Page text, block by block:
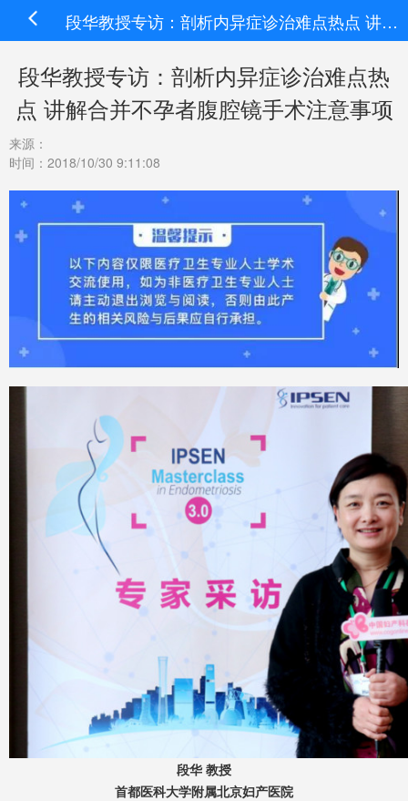
段华教授专访：剖析内异症诊治难点热点 讲解合并不孕者腹腔镜手术注意事项
段华教授专访：剖析内异症诊治难点热
点 讲解合并不孕者腹腔镜手术注意事项
来源：
时间：2018/10/30 9:11:08
段华 教授
首都医科大学附属北京妇产医院